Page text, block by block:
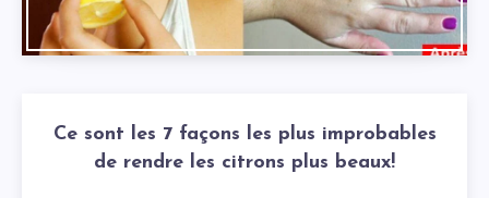
Ce sont les 7 façons les plus improbables
de rendre les citrons plus beaux!